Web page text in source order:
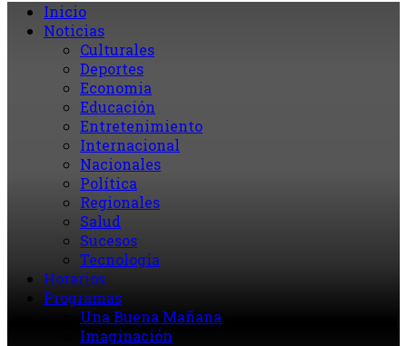
Inicio
Noticias
Culturales
Deportes
Economia
Educación
Entretenimiento
Internacional
Nacionales
Política
Regionales
Salud
Sucesos
Tecnología
Horarios
Programas
Una Buena Mañana
Imaginación